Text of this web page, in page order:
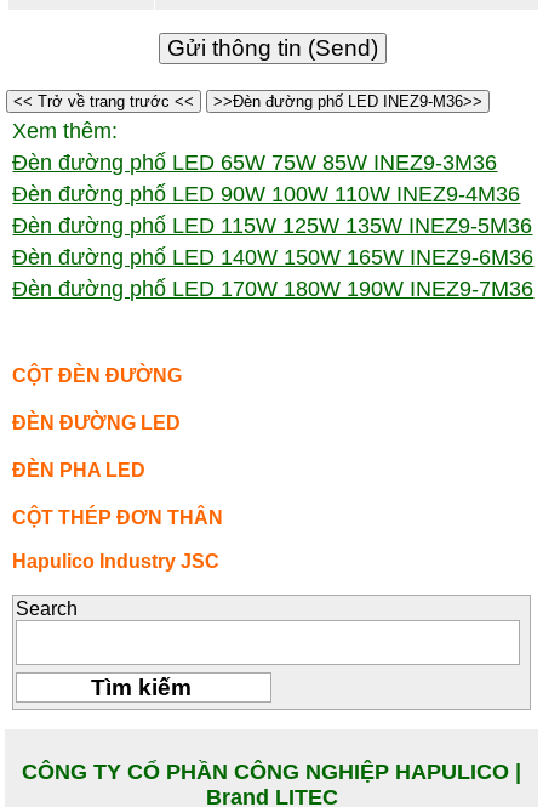
<< Trở về trang trước << >>Đèn đường phố LED INEZ9-M36>>
Xem thêm:
Đèn đường phố LED 65W 75W 85W INEZ9-3M36
Đèn đường phố LED 90W 100W 110W INEZ9-4M36
Đèn đường phố LED 115W 125W 135W INEZ9-5M36
Đèn đường phố LED 140W 150W 165W INEZ9-6M36
Đèn đường phố LED 170W 180W 190W INEZ9-7M36
CỘT ĐÈN ĐƯỜNG
ĐÈN ĐƯỜNG LED
ĐÈN PHA LED
CỘT THÉP ĐƠN THÂN
Hapulico Industry JSC
Search
CÔNG TY CỔ PHẦN CÔNG NGHIỆP HAPULICO |
Brand LITEC